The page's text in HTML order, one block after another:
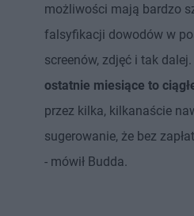
możliwości mają bardzo
falsyfikacji dowodów w
screenów, zdjęć i tak
ostatnie miesiące to
przez kilka, kilkanaście
sugerowanie, że bez
- mówił Budda.